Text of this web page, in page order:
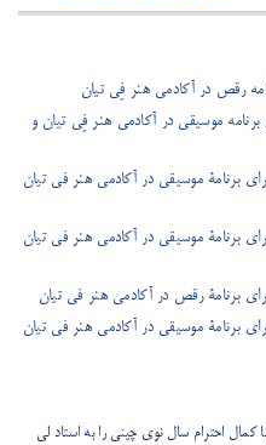
رقص در آکادمی هنر فِی ‌تیان
موسیقی در آکادمی هنر فِی ‌تیان و
برنامۀ موسیقی در آکادمی هنر فی ‌تیان
برنامۀ موسیقی در آکادمی هنر فی ‌تیان
برنامۀ رقص در آکادمی هنر فی تیان
برنامۀ موسیقی در آکادمی هنر فی ‌تیان
کمال احترام سال نوی چینی را به استاد لی